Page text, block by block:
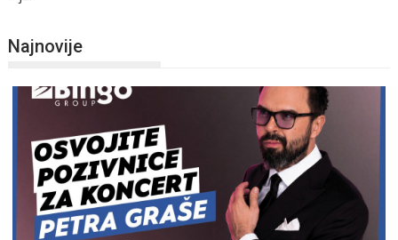
Najnovije